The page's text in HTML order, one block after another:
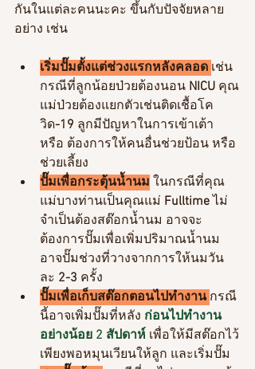
กันในแต่ละคนนะคะ ขึ้นกับปัจจัยหลาย
อย่าง เช่น
เริ่มปั๊มตั้งแต่ช่วงแรกหลังคลอด เช่น
กรณีที่ลูกน้อยป่วยต้องนอน NICU คุณ
แม่ป่วยต้องแยกตัวเช่นติดเชื้อโค
วิด-19 ลูกมีปัญหาในการเข้าเต้า
หรือ ต้องการให้คนอื่นช่วยป้อน หรือ
ช่วยเลี้ยง
ปั๊มเพื่อกระตุ้นน้ำนม ในกรณีที่คุณ
แม่บางท่านเป็นคุณแม่ Fulltime ไม่
จำเป็นต้องสต๊อกน้ำนม อาจจะ
ต้องการปั๊มเพื่อเพิ่มปริมาณน้ำนม
อาจปั๊มช่วงที่วางจากการให้นมวัน
ละ 2-3 ครั้ง
ปั๊มเพื่อเก็บสต๊อกตอนไปทำงาน กรณี
นี้อาจเพิ่มปั๊มที่หลัง ก่อนไปทำงาน
อย่างน้อย 2 สัปดาห์ เพื่อให้มีสต๊อกไว้
เพียงพอหมุนเวียนให้ลูก และเริ่มปั๊ม